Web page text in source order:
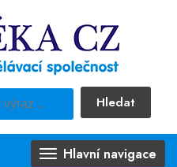
Hledat
předdefinovaný výběr
Hlavní navigace